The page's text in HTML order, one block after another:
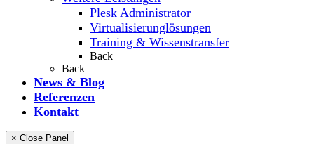
Plesk Administrator
Virtualisierunglösungen
Training & Wissenstransfer
Back
Back
News & Blog
Referenzen
Kontakt
× Close Panel